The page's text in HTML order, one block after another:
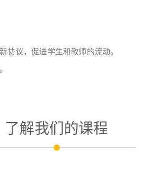
协议，促进学生和教师的流动。
了解我们的课程